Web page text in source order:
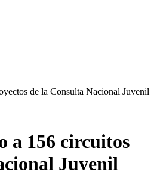
de la Consulta Nacional Juvenil
a 156 circuitos
Juvenil